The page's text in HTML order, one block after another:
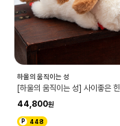
하울의 움직이는 성
[하울의 움직이는 성] 사이좋은 힌
44,800
448